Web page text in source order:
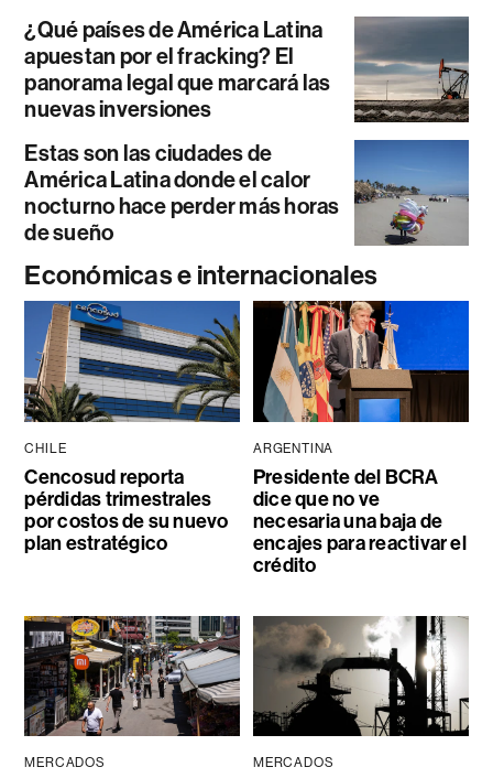
¿Qué países de América Latina
apuestan por el fracking? El
panorama legal que marcará las
nuevas inversiones
Estas son las ciudades de
América Latina donde el calor
nocturno hace perder más horas
de sueño
Económicas e internacionales
CHILE
Cencosud reporta
pérdidas trimestrales
por costos de su nuevo
plan estratégico
ARGENTINA
Presidente del BCRA
dice que no ve
necesaria una baja de
encajes para reactivar el
crédito
MERCADOS MERCADOS